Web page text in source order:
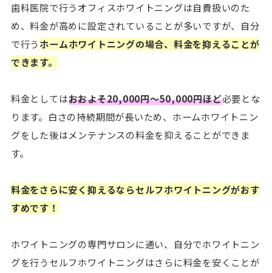
歯科医院で行うオフィスホワイトニングは自費扱いのた
め、料金が高めに設定されていることが多いですが、自分
で行うホームホワイトニングの場合、料金を抑えることが
できます。
料金としてはおおよそ20,000円〜50,000円ほど必要とな
ります。白さの持続期間が長いため、ホームホワイトニン
グをした後はメンテナンスの料金を抑えることができま
す。
料金をさらに安く抑えるならセルフホワイトニングがおす
すめです！
ホワイトニングの専門サロンに通い、自分でホワイトニン
グを行うセルフホワイトニングはさらに料金を安くことが